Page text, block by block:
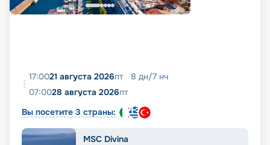
17:0021 августа 2026пт 8 дн/7 нч
07:0028 августа 2026пт
Вы посетите 3 страны:
MSC Divina